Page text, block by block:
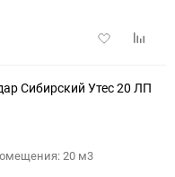
Добавить
Сибирский Утес 20 ЛП
20 м3